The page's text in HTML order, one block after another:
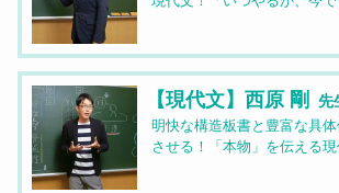
【現代文】西原 剛 先
明快な構造板書と豊富な具
させる！「本物」を伝える現